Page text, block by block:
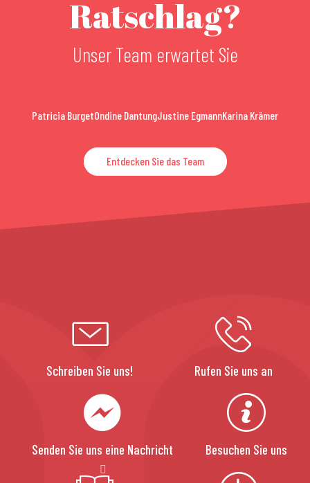
Ratschlag?
Unser Team erwartet Sie
Patricia BurgetOndine DantungJustine EgmannKarina Krämer
Entdecken Sie das Team
Schreiben Sie uns! Rufen Sie uns an
Senden Sie uns eine Nachricht Besuchen Sie uns